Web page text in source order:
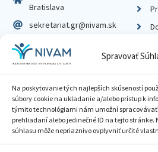
Spravovať
Na poskytovanie tých najlepších skúseností
súbory cookie na ukladanie a/alebo prístup k
týmito technológiami nám umožní spracovávať
prehliadaní alebo jedinečné ID na tejto stránke.
súhlasu môže nepriaznivo ovplyvniť určité
Bratislava
sekretariat.gr@nivam.sk
IČO: 00164348
DIČ: 2020798714
Zásady ochrany